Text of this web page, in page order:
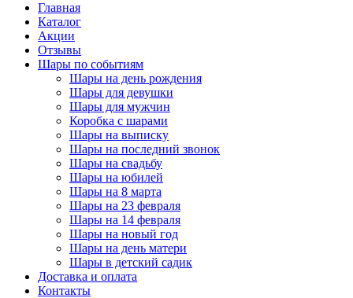
Главная
Каталог
Акции
Отзывы
Шары по событиям
Шары на день рождения
Шары для девушки
Шары для мужчин
Коробка с шарами
Шары на выписку
Шары на последний звонок
Шары на свадьбу
Шары на юбилей
Шары на 8 марта
Шары на 23 февраля
Шары на 14 февраля
Шары на новый год
Шары на день матери
Шары в детский садик
Доставка и оплата
Контакты